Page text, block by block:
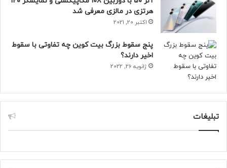
هرتزی در مالزی معرفی شد
اکتبر 20, 2021
پنج سقوط بزرگ بیت کوین چه تفاوتی با سقوط
اخیر دارند؟
ژانویه 26, 2022
تبلیغات